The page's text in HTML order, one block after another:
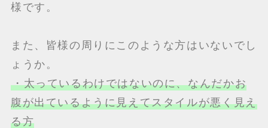
様です。
また、皆様の周りにこのような方はいないでし
ょうか。
・太っているわけではないのに、なんだかお
腹が出ているように見えてスタイルが悪く見え
る方